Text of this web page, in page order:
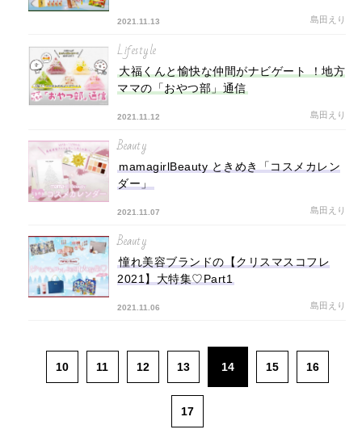
2021.11.13 島田えり
Lifestyle
大福くんと愉快な仲間がナビゲート ！地方
ママの「おやつ部」通信
2021.11.12 島田えり
Beauty
mamagirlBeauty ときめき「コスメカレン
ダー」
2021.11.07 島田えり
Beauty
憧れ美容ブランドの【クリスマスコフレ
2021】大特集♡Part1
2021.11.06 島田えり
10 11 12 13 14 15 16
17